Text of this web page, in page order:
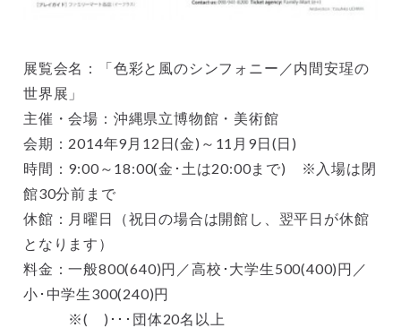
展覧会名：「色彩と風のシンフォニー／内間安瑆の
世界展」
主催・会場：沖縄県立博物館・美術館
会期：2014年9月12日(金)～11月9日(日)
時間：9:00～18:00(金･土は20:00まで) ※入場は閉
館30分前まで
休館：月曜日（祝日の場合は開館し、翌平日が休館
となります）
料金：一般800(640)円／高校･大学生500(400)円／
小･中学生300(240)円
※( )･･･団体20名以上